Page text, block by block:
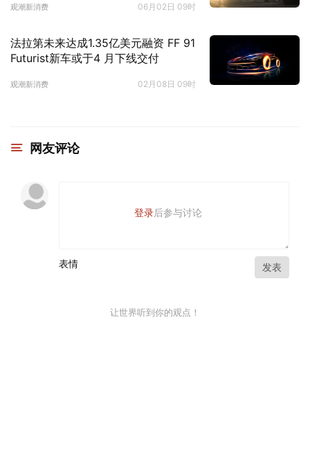
观潮新消费 06月02日 09时
法拉第未来达成1.35亿美元融资 FF 91
Futurist新车或于4 月下线交付
观潮新消费 02月08日 09时
网友评论
登录后参与讨论
表情 发表
让世界听到你的观点！